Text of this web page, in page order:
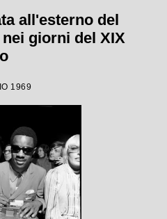
all'esterno del
giorni del XIX
1969